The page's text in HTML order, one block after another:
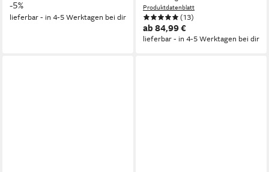
-5%
lieferbar - in 4-5 Werktagen bei dir
Produktdatenblatt
(13)
ab 84,99 €
lieferbar - in 4-5 Werktagen bei dir